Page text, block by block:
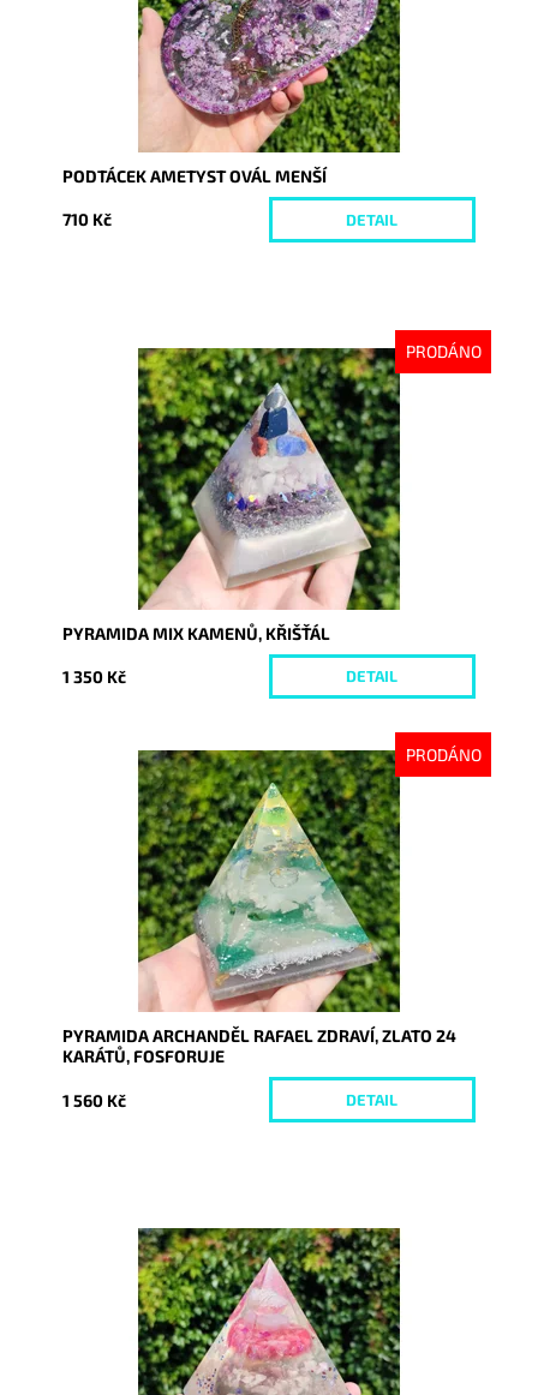
PODTÁCEK AMETYST OVÁL MENŠÍ
710 Kč DETAIL
PRODÁNO
Dostupnost:
Vyprodáno
9217
PYRAMIDA MIX KAMENŮ, KŘIŠŤÁL
1 350 Kč DETAIL
PRODÁNO
Dostupnost:
Vyprodáno
9220
PYRAMIDA ARCHANDĚL RAFAEL ZDRAVÍ, ZLATO 24
KARÁTŮ, FOSFORUJE
1 560 Kč DETAIL
Dostupnost:
Skladem
9221